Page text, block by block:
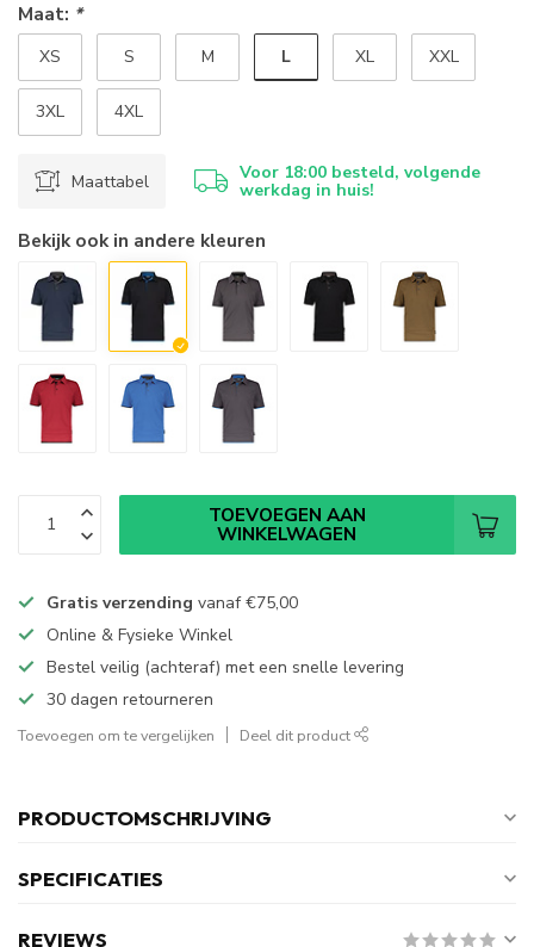
Maat: *
XS S M L XL XXL
3XL 4XL
Maattabel Voor 18:00 besteld, volgende
werkdag in huis!
Bekijk ook in andere kleuren
TOEVOEGEN AAN
WINKELWAGEN
Gratis verzending vanaf€75,00
Online & Fysieke Winkel
Bestel veilig (achteraf) met een snelle levering
30 dagen retourneren
Toevoegen om te vergelijken Deel dit product
PRODUCTOMSCHRIJVING
SPECIFICATIES
REVIEWS